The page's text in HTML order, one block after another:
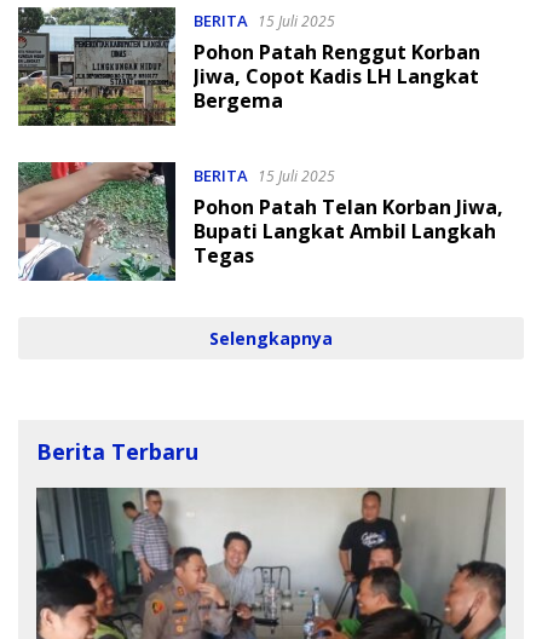
BERITA 15 Juli 2025
Pohon Patah Renggut Korban
Jiwa, Copot Kadis LH Langkat
Bergema
BERITA 15 Juli 2025
Pohon Patah Telan Korban Jiwa,
Bupati Langkat Ambil Langkah
Tegas
Selengkapnya
Berita Terbaru